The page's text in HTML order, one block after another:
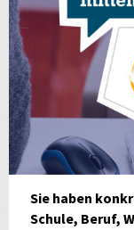
Sie haben
Schule, Beruf,